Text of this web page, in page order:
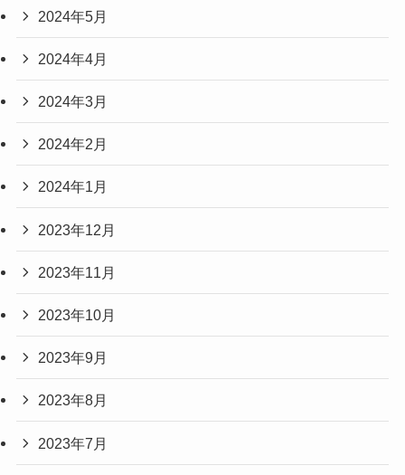
2024年5月
2024年4月
2024年3月
2024年2月
2024年1月
2023年12月
2023年11月
2023年10月
2023年9月
2023年8月
2023年7月